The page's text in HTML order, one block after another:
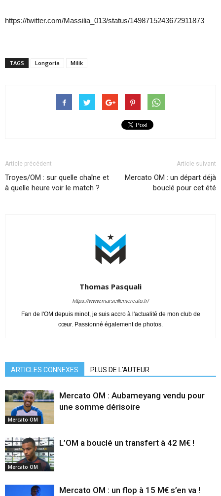
https://twitter.com/Massilia_013/status/1498715243672911873
TAGS Longoria Milik
Article précédent
Troyes/OM : sur quelle chaîne et
à quelle heure voir le match ?
Article suivant
Mercato OM : un départ déjà
bouclé pour cet été
Thomas Pasquali
https://www.marseillemercato.fr/
Fan de l'OM depuis minot, je suis accro à l'actualité de mon club de
cœur. Passionné également de photos.
ARTICLES CONNEXES PLUS DE L'AUTEUR
Mercato OM
Mercato OM : Aubameyang vendu pour
une somme dérisoire
Mercato OM
L’OM a bouclé un transfert à 42 M€ !
Mercato OM : un flop à 15 M€ s’en va !